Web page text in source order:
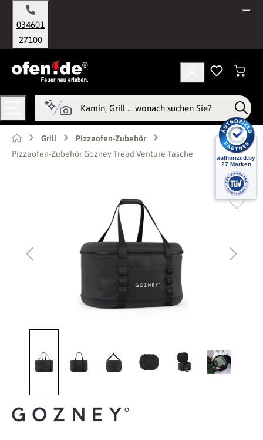
springen
034601
27100
Grill
Pizzaofen-Zubehör
Pizzaofen-Zubehör Gozney Tread Venture Tasche